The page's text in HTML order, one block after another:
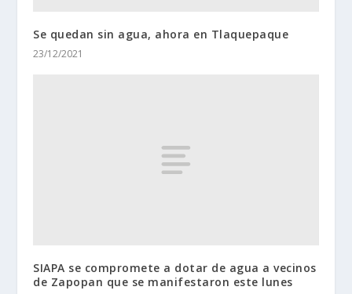
Se quedan sin agua, ahora en Tlaquepaque
23/12/2021
SIAPA se compromete a dotar de agua a vecinos
de Zapopan que se manifestaron este lunes